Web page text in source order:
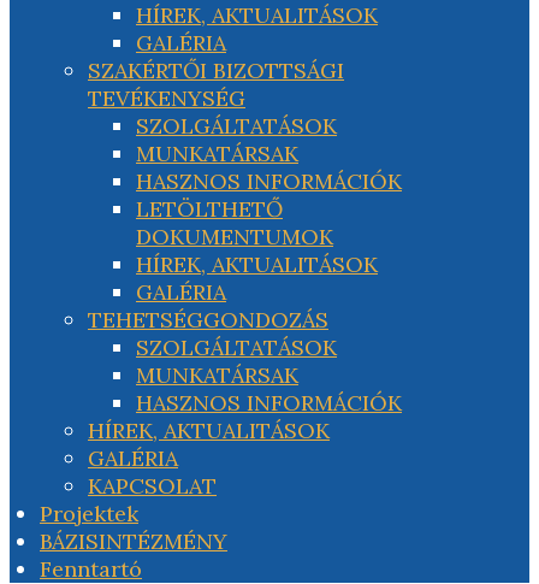
HÍREK, AKTUALITÁSOK
GALÉRIA
SZAKÉRTŐI BIZOTTSÁGI
TEVÉKENYSÉG
SZOLGÁLTATÁSOK
MUNKATÁRSAK
HASZNOS INFORMÁCIÓK
LETÖLTHETŐ
DOKUMENTUMOK
HÍREK, AKTUALITÁSOK
GALÉRIA
TEHETSÉGGONDOZÁS
SZOLGÁLTATÁSOK
MUNKATÁRSAK
HASZNOS INFORMÁCIÓK
HÍREK, AKTUALITÁSOK
GALÉRIA
KAPCSOLAT
Projektek
BÁZISINTÉZMÉNY
Fenntartó